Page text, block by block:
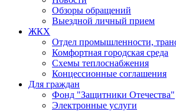
Обзоры обращений
Выездной личный прием
ЖКХ
Отдел промышленности,
Комфортная городская среда
Схемы теплоснабжения
Концессионные соглашения
Для граждан
Фонд "Защитники Отечества"
Электронные услуги